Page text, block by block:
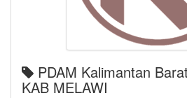
PDAM Kalimantan
KAB MELAWI